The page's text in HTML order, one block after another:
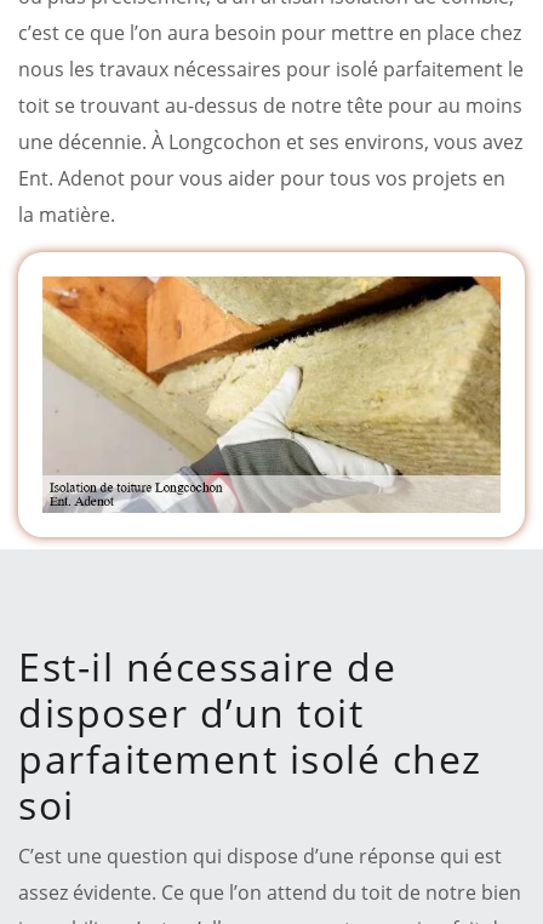
c’est ce que l’on aura besoin pour mettre en place chez
nous les travaux nécessaires pour isolé parfaitement le
toit se trouvant au-dessus de notre tête pour au moins
une décennie. À Longcochon et ses environs, vous avez
Ent. Adenot pour vous aider pour tous vos projets en
la matière.
Est-il nécessaire de
disposer d’un toit
parfaitement isolé chez
soi
C’est une question qui dispose d’une réponse qui est
assez évidente. Ce que l’on attend du toit de notre bien